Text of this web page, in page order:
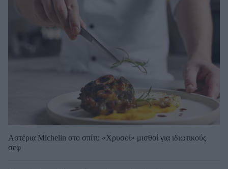
Αστέρια Michelin στο σπίτι: «Χρυσοί» μισθοί για ιδιωτικούς
σεφ